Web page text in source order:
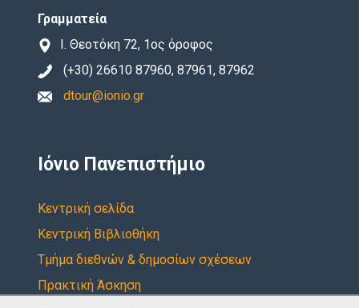
Γραμματεία
Ι. Θεοτόκη 72, 1ος όροφος
(+30) 26610 87960, 87961, 87962
dtour@ionio.gr
Ιόνιο Πανεπιστήμιο
Κεντρική σελίδα
Κεντρική Βιβλιοθήκη
Τμήμα διεθνών & δημοσίων σχέσεων
Πρακτική Άσκηση